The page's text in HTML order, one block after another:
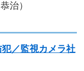
治）
／監視カメラ社